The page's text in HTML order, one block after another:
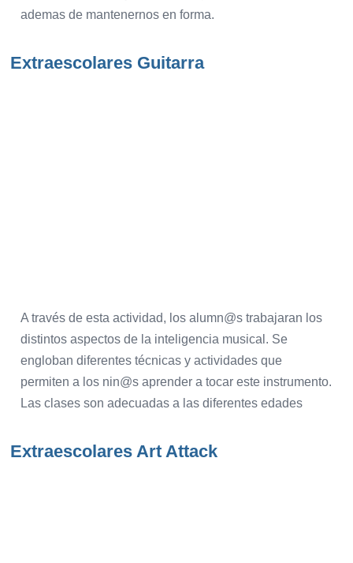
ademas de mantenernos en forma.
Extraescolares Guitarra
A través de esta actividad, los alumn@s trabajaran los
distintos aspectos de la inteligencia musical. Se
engloban diferentes técnicas y actividades que
permiten a los nin@s aprender a tocar este instrumento.
Las clases son adecuadas a las diferentes edades
Extraescolares Art Attack